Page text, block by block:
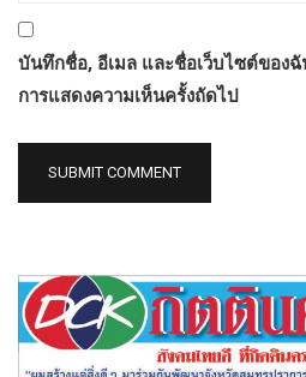
บันทึกชื่อ, อีเมล และชื่อเว็บไซต์ของฉั
การแสดงความเห็นครั้งถัดไป